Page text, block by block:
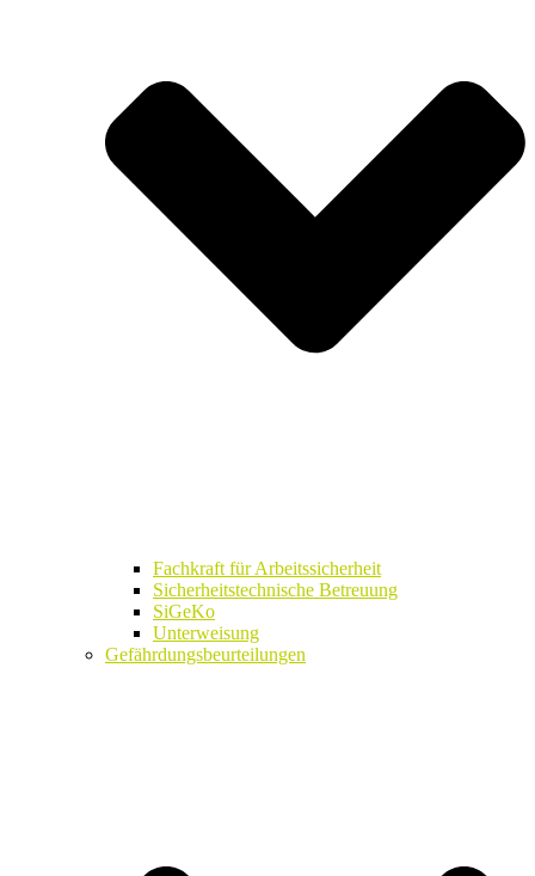
Fachkraft für Arbeitssicherheit
Sicherheitstechnische Betreuung
SiGeKo
Unterweisung
Gefährdungsbeurteilungen